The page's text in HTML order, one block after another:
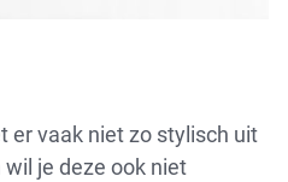
er vaak niet zo stylisch uit
je deze ook niet